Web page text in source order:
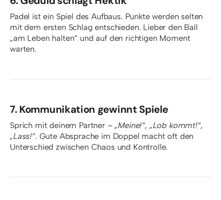
Padel ist ein Spiel des Aufbaus. Punkte werden selten
mit dem ersten Schlag entschieden. Lieber den Ball
„am Leben halten“ und auf den richtigen Moment
warten.
7. Kommunikation gewinnt Spiele
Sprich mit deinem Partner –„Meine!“, „Lob kommt!“,
„Lass!“. Gute Absprache im Doppel macht oft den
Unterschied zwischen Chaos und Kontrolle.